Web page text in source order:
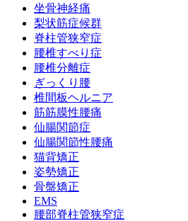
坐骨神経痛
梨状筋症候群
脊柱管狭窄症
腰椎すべり症
腰椎分離症
ぎっくり腰
椎間板ヘルニア
筋筋膜性腰痛
仙腸関節症
仙腸関節性腰痛
猫背矯正
姿勢矯正
骨盤矯正
EMS
腰部脊柱管狭窄症